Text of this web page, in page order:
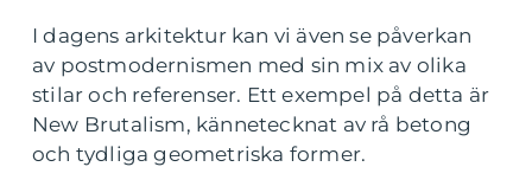
I dagens arkitektur kan vi även se påverkan
av postmodernismen med sin mix av olika
stilar och referenser. Ett exempel på detta är
New Brutalism, kännetecknat av rå betong
och tydliga geometriska former.